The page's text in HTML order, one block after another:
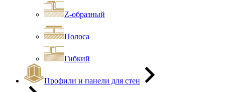
Z-образный
Полоса
Гибкий
Профили и панели для стен